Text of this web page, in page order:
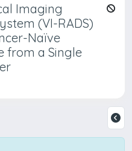
Imaging
(VI-RADS)
Naïve
from a Single